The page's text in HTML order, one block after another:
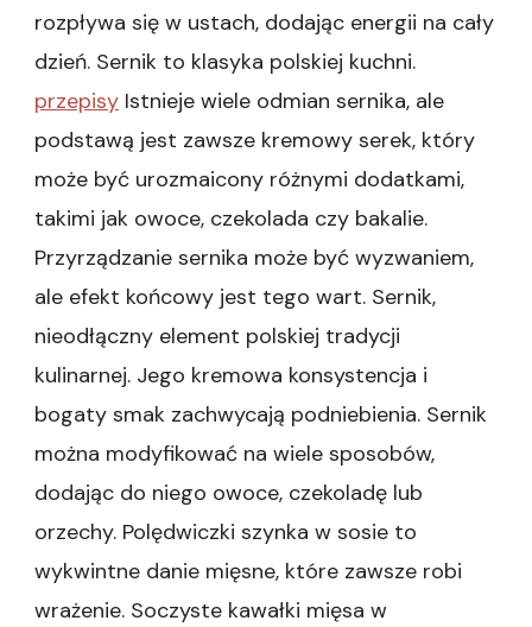
rozpływa się w ustach, dodając energii na cały
dzień. Sernik to klasyka polskiej kuchni.
przepisy Istnieje wiele odmian sernika, ale
podstawą jest zawsze kremowy serek, który
może być urozmaicony różnymi dodatkami,
takimi jak owoce, czekolada czy bakalie.
Przyrządzanie sernika może być wyzwaniem,
ale efekt końcowy jest tego wart. Sernik,
nieodłączny element polskiej tradycji
kulinarnej. Jego kremowa konsystencja i
bogaty smak zachwycają podniebienia. Sernik
można modyfikować na wiele sposobów,
dodając do niego owoce, czekoladę lub
orzechy. Polędwiczki szynka w sosie to
wykwintne danie mięsne, które zawsze robi
wrażenie. Soczyste kawałki mięsa w